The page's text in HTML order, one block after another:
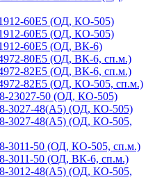
60Е5 (ОД, КО-505)
60E5 (ОД, КО-505)
60E5 (ОД, ВК-6)
80Е5 (ОД, ВК-6, сп.м.)
82Е5 (ОД, ВК-6, сп.м.)
82Е5 (ОД, КО-505, сп.м.)
23027-50 (ОД, КО-505)
3027-48(A5) (ОД, КО-505)
3027-48(A5) (ОД, КО-505,
3011-50 (ОД, КО-505, сп.м.)
3011-50 (ОД, ВК-6, сп.м.)
3012-48(А5) (ОД, КО-505,